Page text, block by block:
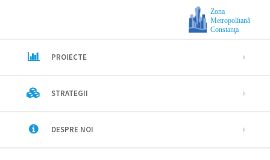
Zona
Metropolitanã
Constanţa
PROIECTE
STRATEGII
DESPRE NOI